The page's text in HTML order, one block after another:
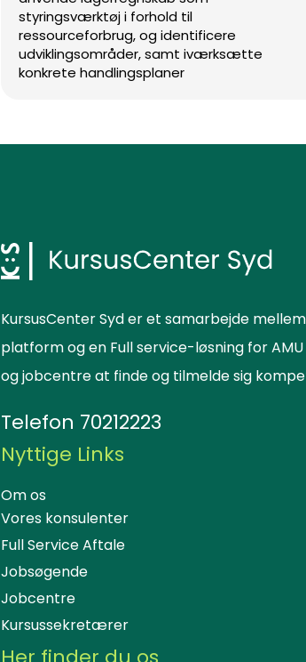
styringsværktøj i forhold til
ressourceforbrug, og identificere
udviklingsområder, samt iværksætte
konkrete handlingsplaner
KursusCenter Syd er et samarbejde
platform og en Full service-løsning for
og jobcentre at finde og tilmelde sig
Telefon 70212223
Nyttige Links
Om os
Vores konsulenter
Full Service Aftale
Jobsøgende
Jobcentre
Kursussekretærer